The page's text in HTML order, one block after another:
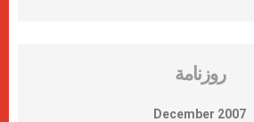
روزنامة
December 2007